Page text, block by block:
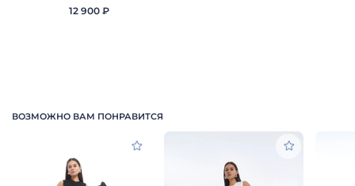
12 900 ₽
ВОЗМОЖНО ВАМ ПОНРАВИТСЯ